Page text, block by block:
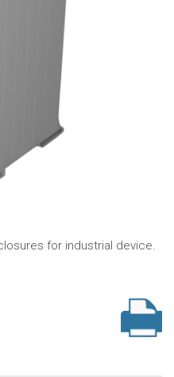
for industrial device.